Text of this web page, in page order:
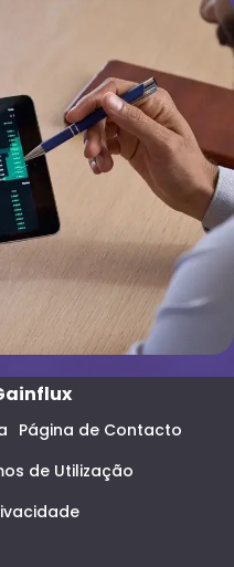
Página de Contacto
de Utilização